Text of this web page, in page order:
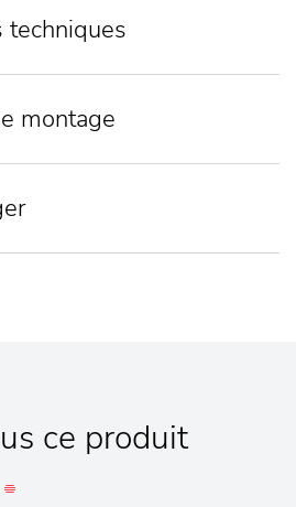
techniques
montage
ce produit